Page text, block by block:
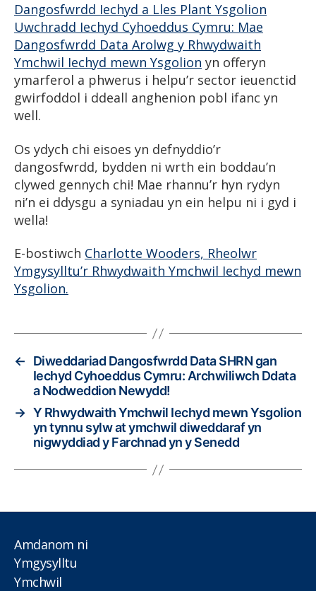
Dangosfwrdd Iechyd a Lles Plant Ysgolion
Uwchradd Iechyd Cyhoeddus Cymru: Mae
Dangosfwrdd Data Arolwg y Rhwydwaith
Ymchwil Iechyd mewn Ysgolion yn offeryn
ymarferol a phwerus i helpu’r sector ieuenctid
gwirfoddol i ddeall anghenion pobl ifanc yn
well.
Os ydych chi eisoes yn defnyddio’r
dangosfwrdd, bydden ni wrth ein boddau’n
clywed gennych chi! Mae rhannu’r hyn rydyn
ni’n ei ddysgu a syniadau yn ein helpu ni i gyd i
wella!
E-bostiwch Charlotte Wooders, Rheolwr
Ymgysylltu’r Rhwydwaith Ymchwil Iechyd mewn
Ysgolion.
←
Diweddariad Dangosfwrdd Data SHRN gan
Iechyd Cyhoeddus Cymru: Archwiliwch Ddata
a Nodweddion Newydd!
→ Y Rhwydwaith Ymchwil Iechyd mewn Ysgolion
yn tynnu sylw at ymchwil diweddaraf yn
nigwyddiad y Farchnad yn y Senedd
Amdanom ni
Ymgysylltu
Ymchwil